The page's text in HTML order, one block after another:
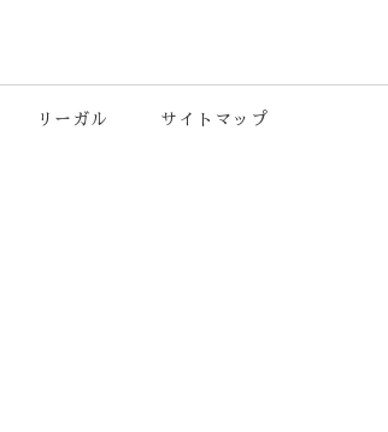
リーガル サイトマップ